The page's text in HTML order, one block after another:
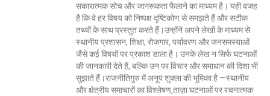
सकारात्मक सोच और जागरूकता फैलाने का माध्यम है। यही वजह
है कि वे हर विषय को निष्पक्ष दृष्टिकोण से समझते हैं और सटीक
तथ्यों के साथ प्रस्तुत करते हैं।उन्होंने अपने लेखों के माध्यम से
स्थानीय प्रशासन, शिक्षा, रोजगार, पर्यावरण और जनसमस्याओं
जैसे कई विषयों पर प्रकाश डाला है। उनके लेख न सिर्फ घटनाओं
की जानकारी देते हैं, बल्कि उन पर विचार और समाधान की दिशा भी
सुझाते हैं।राजनीतिगुरु में अनूप शुक्ला की भूमिका है —स्थानीय
और क्षेत्रीय समाचारों का विश्लेषण,ताज़ा घटनाओं पर रचनात्मक